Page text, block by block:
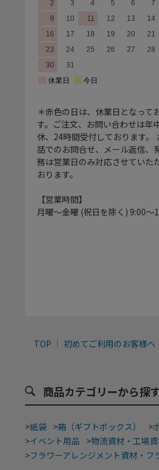
＊赤色の日は、休業日となって
す。ご注文、お問い合わせは年
休、24時間受付しております。
話でのお問合せ、メール返信、
務は営業日のみ対応させていた
おります。
【営業時間】
月曜～金曜 (祝日を除く) 9:00～
TOP 初めてご利用のお客様へ
商品カテゴリーから探
>紙袋 >箱（ギフトボックス） >
>イベント用品 >物流資材・工場
>フラワーアレンジメント資材・フ